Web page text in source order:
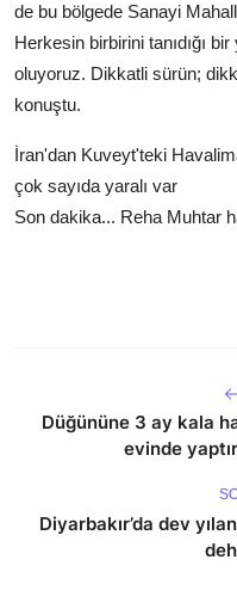
de bu bölgede Sanayi
Herkesin birbirini tanıdığı
oluyoruz. Dikkatli sürün;
konuştu.
İran'dan Kuveyt'teki
çok sayıda yaralı var
Son dakika... Reha Muhtar
Düğününe 3 ay kala
evinde
Diyarbakır’da dev